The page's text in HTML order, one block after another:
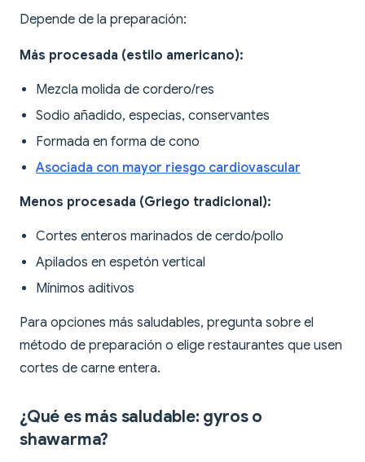
Depende de la preparación:
Más procesada (estilo americano):
Mezcla molida de cordero/res
Sodio añadido, especias, conservantes
Formada en forma de cono
Asociada con mayor riesgo cardiovascular
Menos procesada (Griego tradicional):
Cortes enteros marinados de cerdo/pollo
Apilados en espetón vertical
Mínimos aditivos
Para opciones más saludables, pregunta sobre el
método de preparación o elige restaurantes que usen
cortes de carne entera.
¿Qué es más saludable: gyros o
shawarma?